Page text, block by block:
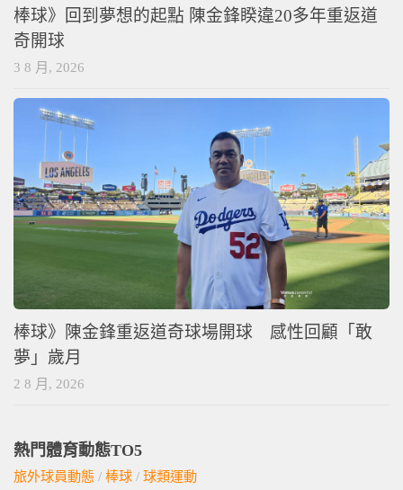
棒球》回到夢想的起點 陳金鋒睽違20多年重返道
奇開球
3 8 月, 2026
棒球》陳金鋒重返道奇球場開球 感性回顧「敢
夢」歲月
2 8 月, 2026
熱門體育動態TO5
旅外球員動態 / 棒球 / 球類運動